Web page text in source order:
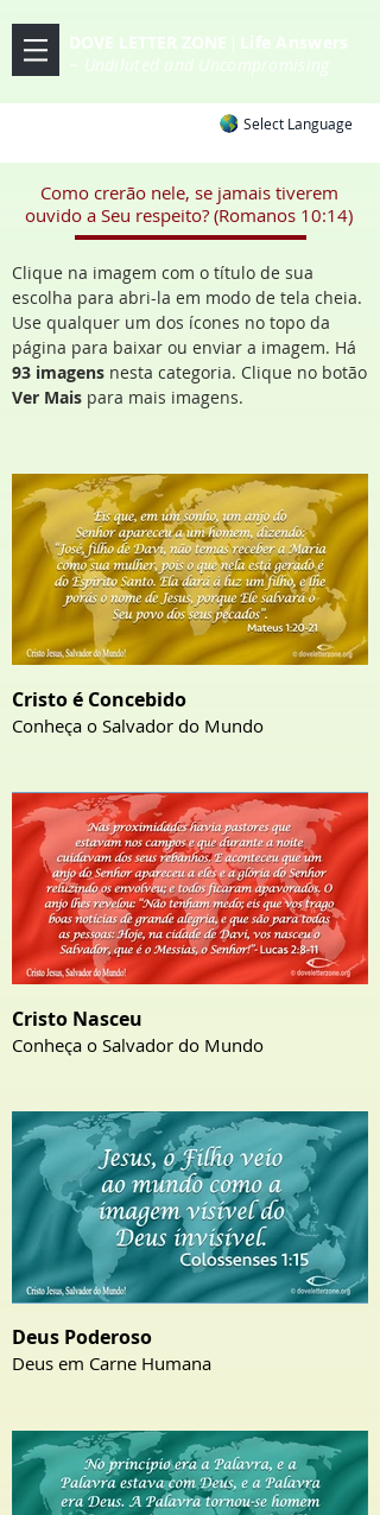
DOVE LETTER ZONE Life Answers
~ Undiluted and Uncompromising
Select Language
Como crerão nele, se jamais tiverem
ouvido a Seu respeito? (Romanos 10:14)
Clique na imagem com o título de sua
escolha para abri-la em modo de tela cheia.
Use qualquer um dos ícones no topo da
página para baixar ou enviar a imagem. Há
93 imagens nesta categoria. Clique no botão
Ver Mais para mais imagens.
Cristo é Concebido
Conheça o Salvador do Mundo
Cristo Nasceu
Conheça o Salvador do Mundo
Deus Poderoso
Deus em Carne Humana